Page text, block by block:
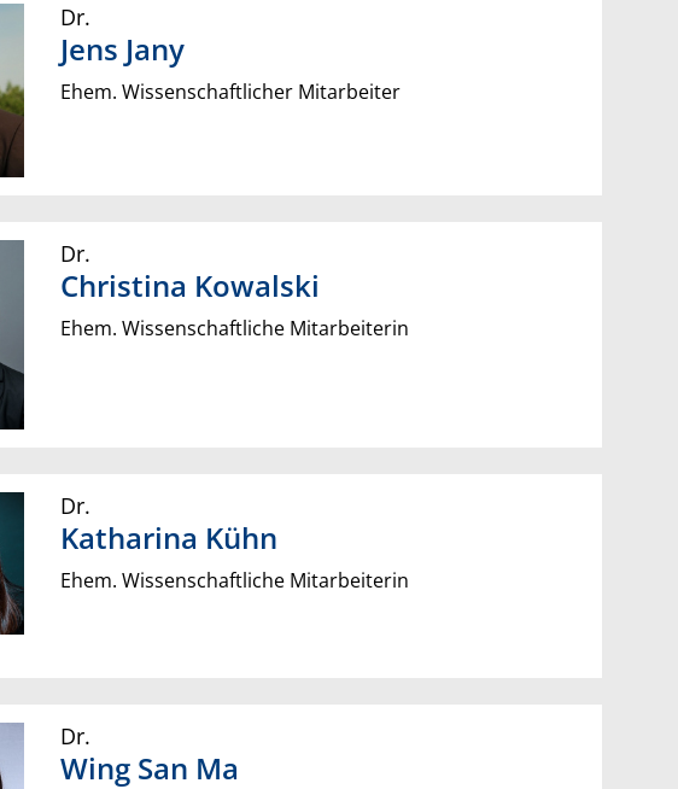
Dr.
Jens Jany
Ehem. Wissenschaftlicher Mitarbeiter
Dr.
Christina Kowalski
Ehem. Wissenschaftliche Mitarbeiterin
Dr.
Katharina Kühn
Ehem. Wissenschaftliche Mitarbeiterin
Dr.
Wing San Ma